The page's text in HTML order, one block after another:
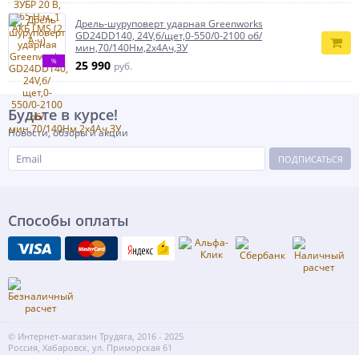
%
Дрель-шуруповерт ударная Greenworks
GD24DD140, 24V,б/щет,0-550/0-2100 об/
мин,70/140Нм,2x4Ач,ЗУ
25 990 руб.
Будьте в курсе!
Новости, обзоры и акции
ПОДПИСАТЬСЯ
Способы оплаты
© Интернет-магазин Трудяга, 2016 - 2025
Россия, Хабаровск, ул. Приморская 61